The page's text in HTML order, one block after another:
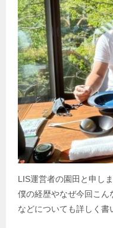
LIS運営者の園田と申しま
僕の経歴やなぜ今回こん
などについても詳しく書